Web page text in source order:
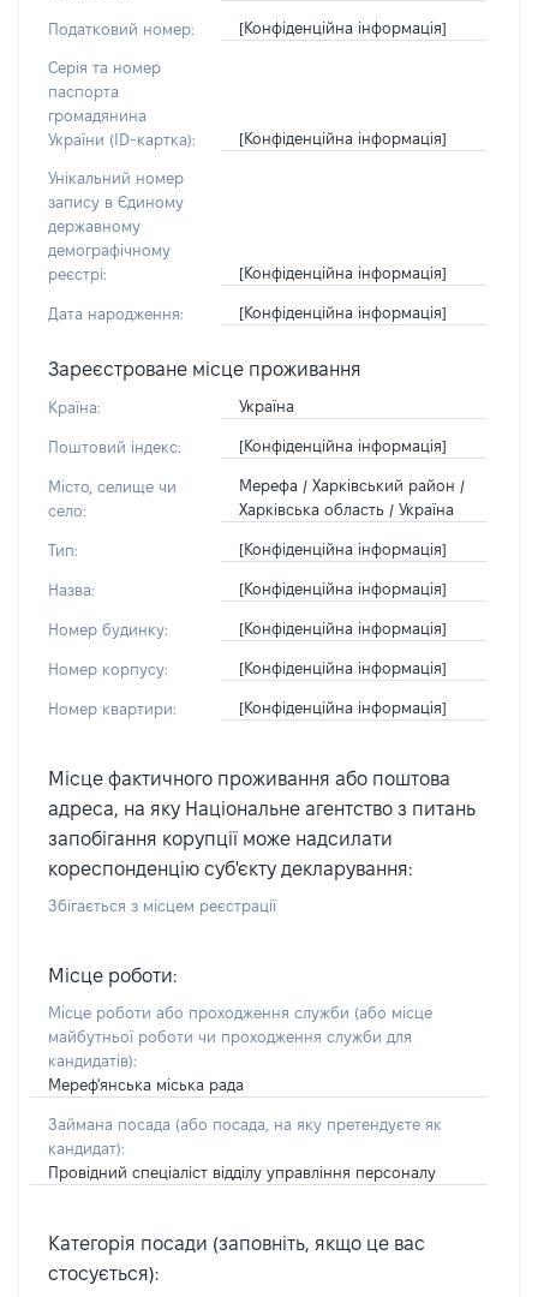
Податковий номер: [Конфіденційна інформація]
Серія та номер
паспорта
громадянина
України (ID-картка):
[Конфіденційна інформація]
Унікальний номер
запису в Єдиному
державному
демографічному
реєстрі:
[Конфіденційна інформація]
Дата народження: [Конфіденційна інформація]
Зареєстроване місце проживання
Країна: Україна
Поштовий індекс: [Конфіденційна інформація]
Місто, селище чи
село:
Мерефа / Харківський район /
Харківська область / Україна
Тип: [Конфіденційна інформація]
Назва: [Конфіденційна інформація]
Номер будинку: [Конфіденційна інформація]
Номер корпусу: [Конфіденційна інформація]
Номер квартири: [Конфіденційна інформація]
Місце фактичного проживання або поштова
адреса, на яку Національне агентство з питань
запобігання корупції може надсилати
кореспонденцію суб'єкту декларування:
Збігається з місцем реєстрації
Місце роботи:
Місце роботи або проходження служби (або місце
майбутньої роботи чи проходження служби для
кандидатів):
Мереф'янська міська рада
Займана посада (або посада, на яку претендуєте як
кандидат):
Провідний спеціаліст відділу управління персоналу
Категорія посади (заповніть, якщо це вас
стосується):